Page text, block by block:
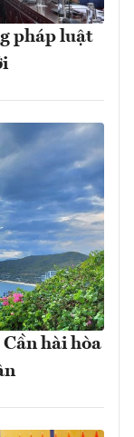
pháp luật
hài hòa